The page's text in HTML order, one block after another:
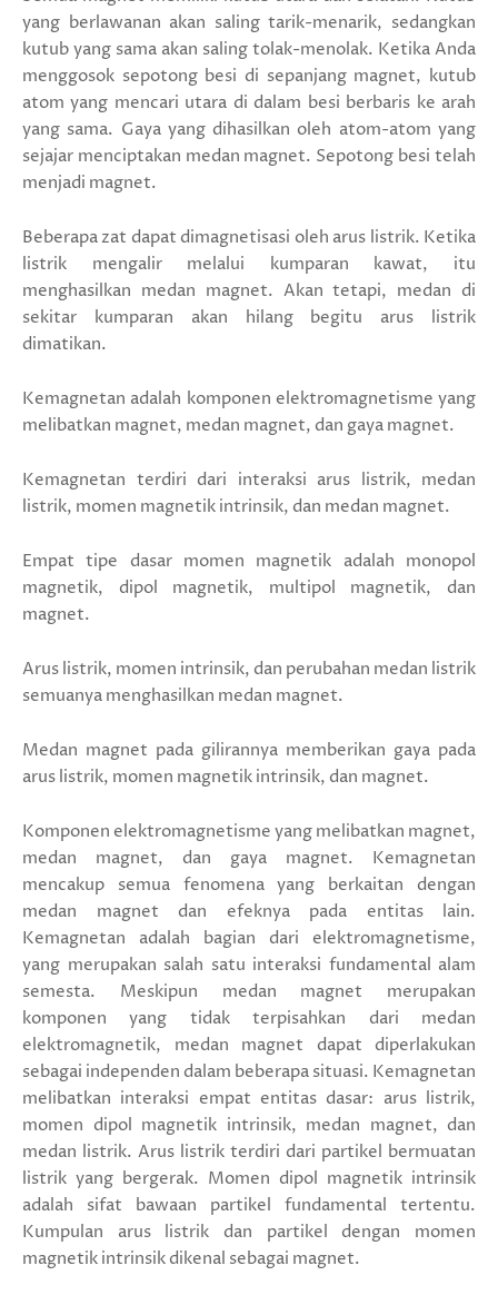
yang berlawanan akan saling tarik-menarik, sedangkan
kutub yang sama akan saling tolak-menolak. Ketika Anda
menggosok sepotong besi di sepanjang magnet, kutub
atom yang mencari utara di dalam besi berbaris ke arah
yang sama. Gaya yang dihasilkan oleh atom-atom yang
sejajar menciptakan medan magnet. Sepotong besi telah
menjadi magnet.
Beberapa zat dapat dimagnetisasi oleh arus listrik. Ketika
listrik mengalir melalui kumparan kawat, itu
menghasilkan medan magnet. Akan tetapi, medan di
sekitar kumparan akan hilang begitu arus listrik
dimatikan.
Kemagnetan adalah komponen elektromagnetisme yang
melibatkan magnet, medan magnet, dan gaya magnet.
Kemagnetan terdiri dari interaksi arus listrik, medan
listrik, momen magnetik intrinsik, dan medan magnet.
Empat tipe dasar momen magnetik adalah monopol
magnetik, dipol magnetik, multipol magnetik, dan
magnet.
Arus listrik, momen intrinsik, dan perubahan medan listrik
semuanya menghasilkan medan magnet.
Medan magnet pada gilirannya memberikan gaya pada
arus listrik, momen magnetik intrinsik, dan magnet.
Komponen elektromagnetisme yang melibatkan magnet,
medan magnet, dan gaya magnet. Kemagnetan
mencakup semua fenomena yang berkaitan dengan
medan magnet dan efeknya pada entitas lain.
Kemagnetan adalah bagian dari elektromagnetisme,
yang merupakan salah satu interaksi fundamental alam
semesta. Meskipun medan magnet merupakan
komponen yang tidak terpisahkan dari medan
elektromagnetik, medan magnet dapat diperlakukan
sebagai independen dalam beberapa situasi. Kemagnetan
melibatkan interaksi empat entitas dasar: arus listrik,
momen dipol magnetik intrinsik, medan magnet, dan
medan listrik. Arus listrik terdiri dari partikel bermuatan
listrik yang bergerak. Momen dipol magnetik intrinsik
adalah sifat bawaan partikel fundamental tertentu.
Kumpulan arus listrik dan partikel dengan momen
magnetik intrinsik dikenal sebagai magnet.